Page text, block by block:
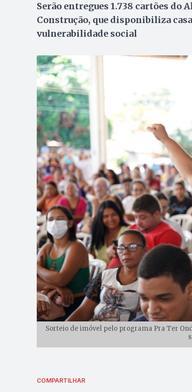
Serão entregues 1.738 cartões do
Construção, que disponibiliza
vulnerabilidade social
Sorteio de imóvel pelo programa Pra Ter
COMPARTILHAR